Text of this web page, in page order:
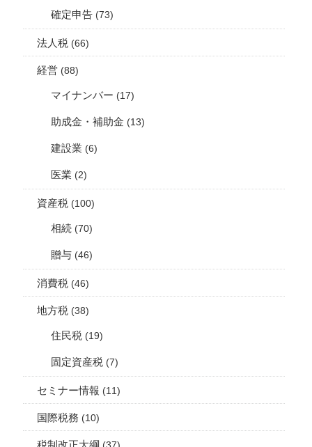
確定申告 (73)
法人税 (66)
経営 (88)
マイナンバー (17)
助成金・補助金 (13)
建設業 (6)
医業 (2)
資産税 (100)
相続 (70)
贈与 (46)
消費税 (46)
地方税 (38)
住民税 (19)
固定資産税 (7)
セミナー情報 (11)
国際税務 (10)